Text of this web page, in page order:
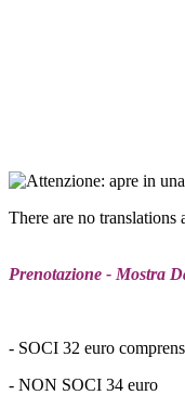
There are no translations
Prenotazione - Mostra
- SOCI 32 euro
- NON SOCI 34 euro